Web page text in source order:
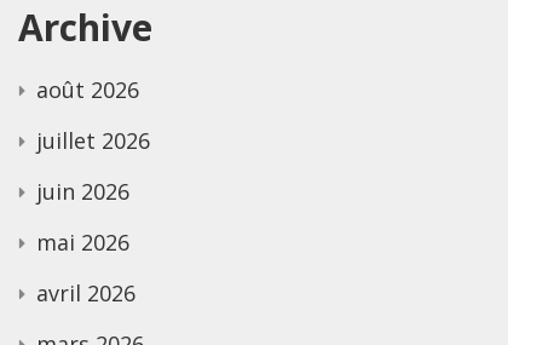
Archive
août 2026
juillet 2026
juin 2026
mai 2026
avril 2026